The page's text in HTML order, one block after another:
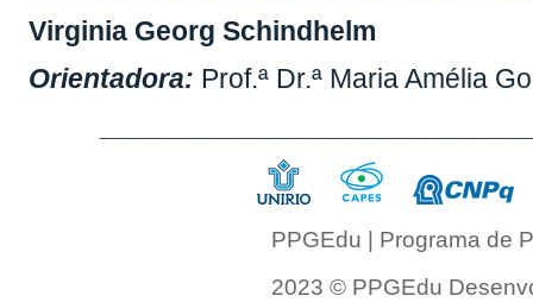
Virginia Georg Schindhelm
Orientadora: Prof.ª Dr.ª Maria Amélia
PPGEdu | Programa de
2023 © PPGEdu